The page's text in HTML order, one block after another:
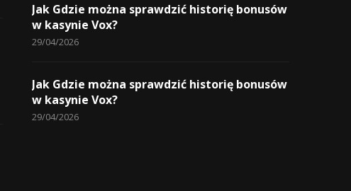
Jak Gdzie można sprawdzić historię bonusów
w kasynie Vox?
29/04/2026
Jak Gdzie można sprawdzić historię bonusów
w kasynie Vox?
29/04/2026